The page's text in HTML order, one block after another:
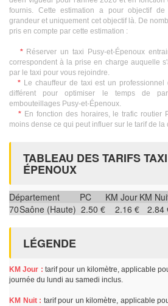
fournis. Cette estimation a pour objectif
grandeur et uniquement cet objectif là. De
pris en compte par cette estimation :
*Réserver un taxi Pusy-et-Épenoux
correspondent à la prise en charge auquelle
par le taxi pour vous rejoindre.
* Le chauffeur de taxi est un
différent pour optimiser le temps de
embouteillages Pusy-et-Épenoux.
*En fonction des horaires, le trafic routier
moins dense ce qui peut influer sur le tarif de la
TABLEAU DES TARIFS
ÉPENOUX
Département PC KM Jour KM
70Saône (Haute) 2.50 € 2.16 € 2.84
LÉGENDE
KM Jour : tarif pour un kilomètre, applicable
journée du lundi au samedi inclus.
KM Nuit : tarif pour un kilomètre, applicable